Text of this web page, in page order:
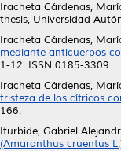
Iracheta Cárdenas,
thesis, Universidad
Iracheta Cárdenas,
mediante anticuerpos
1-12. ISSN 0185-3309
Iracheta Cárdenas,
tristeza de los cítricos
166.
Iturbide, Gabriel
(Amaranthus cruentus